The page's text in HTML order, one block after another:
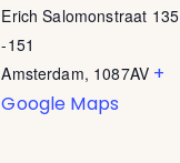
Erich Salomonstraat 135
-151
Amsterdam, 1087AV +
Google Maps